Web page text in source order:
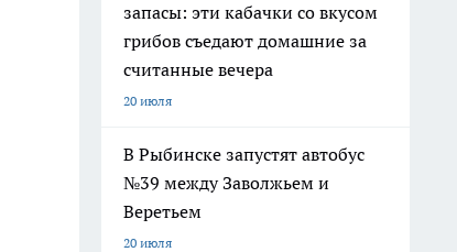
запасы: эти кабачки со вкусом
грибов съедают домашние за
считанные вечера
20 июля
В Рыбинске запустят автобус
№39 между Заволжьем и
Веретьем
20 июля